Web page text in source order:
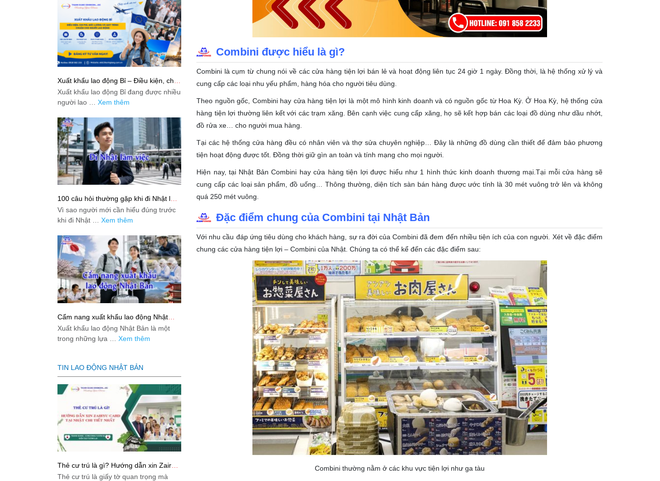
Combini được hiểu là gì?
Combini là cụm từ chung nói về các cửa hàng tiện lợi bán lẻ và hoạt động liên tục 24 giờ 1 ngày. Đồng thời, là hệ thống xử lý và
cung cấp các loại nhu yếu phẩm, hàng hóa cho người tiêu dùng.
Theo nguồn gốc, Combini hay cửa hàng tiện lợi là một mô hình kinh doanh và có nguồn gốc từ Hoa Kỳ. Ở Hoa Kỳ, hệ thống cửa
hàng tiện lợi thường liên kết với các trạm xăng. Bên cạnh việc cung cấp xăng, họ sẽ kết hợp bán các loại đồ dùng như dầu nhớt,
đồ rửa xe… cho người mua hàng.
Tại các hệ thống cửa hàng đều có nhân viên và thợ sửa chuyên nghiệp… Đây là những đồ dùng cần thiết để đảm bảo phương
tiện hoạt động được tốt. Đồng thời giữ gìn an toàn và tính mạng cho mọi người.
Hiện nay, tại Nhật Bản Combini hay cửa hàng tiện lợi được hiểu như 1 hình thức kinh doanh thương mại.Tại mỗi cửa hàng sẽ
cung cấp các loại sản phẩm, đồ uống… Thông thường, diện tích sàn bán hàng được ước tính là 30 mét vuông trở lên và không
quá 250 mét vuông.
Đặc điểm chung của Combini tại Nhật Bản
Với nhu cầu đáp ứng tiêu dùng cho khách hàng, sự ra đời của Combini đã đem đến nhiều tiện ích của con người. Xét về đặc điểm
chung các cửa hàng tiện lợi – Combini của Nhật. Chúng ta có thể kể đến các đặc điểm sau:
Combini thường nằm ở các khu vực tiện lợi như ga tàu
Xuất khẩu lao động Bỉ – Điều kiện, chi
phí, mức lương và quy trình chuẩn cho
người lao động
Xuất khẩu lao động Bỉ đang được nhiều
người lao … Xem thêm
100 câu hỏi thường gặp khi đi Nhật làm
việc: Giải đáp thật dễ hiểu cho người
mới bắt đầu
Vì sao người mới cần hiểu đúng trước
khi đi Nhật … Xem thêm
Cẩm nang xuất khẩu lao động Nhật
Bản từ A-Z
Xuất khẩu lao động Nhật Bản là một
trong những lựa … Xem thêm
TIN LAO ĐỘNG NHẬT BẢN
Thẻ cư trú là gì? Hướng dẫn xin Zairyu
Card tại Nhật chi tiết nhất
Thẻ cư trú là giấy tờ quan trọng mà